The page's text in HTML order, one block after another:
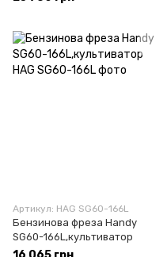
Артикул: HAG SG60-166L
Бензинова фреза Handy
SG60-166L,культиватор